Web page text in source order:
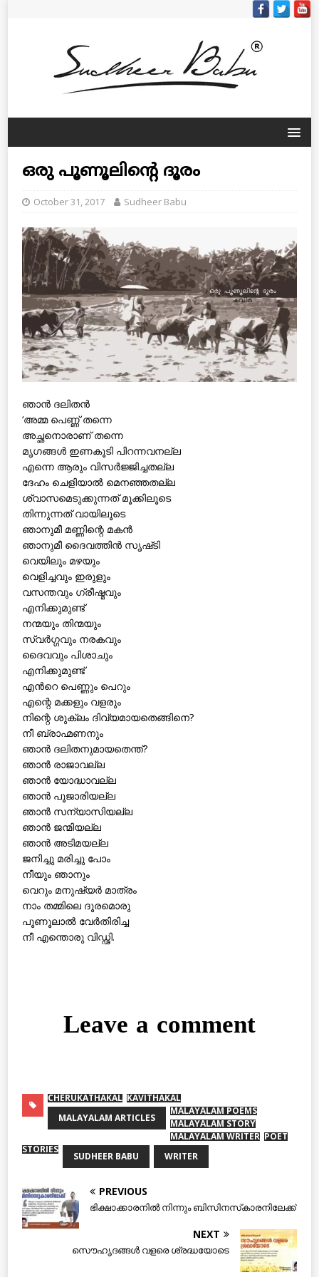
ഒരു പൂണൂലിന്റെ ദൂരം
October 31, 2017 Sudheer Babu
ഞാൻ ദലിതൻ
‘അമ്മ പെണ്ണ് തന്നെ
അച്ഛനൊരാണ് തന്നെ
മൃഗങ്ങൾ ഇണകൂടി പിറന്നവനല്ല
എന്നെ ആരും വിസർജ്ജിച്ചതല്ല
ദേഹം ചെളിയാൽ മെനഞ്ഞതല്ല
ശ്വാസമെടുക്കുന്നത് മൂക്കിലൂടെ
തിന്നുന്നത് വായിലൂടെ
ഞാനുമീ മണ്ണിന്റെ മകൻ
ഞാനുമീ ദൈവത്തിൻ സൃഷ്‌ടി
വെയിലും മഴയും
വെളിച്ചവും ഇരുളും
വസന്തവും ഗ്രീഷ്മവും
എനിക്കുമുണ്ട്
നന്മയും തിന്മയും
സ്വർഗ്ഗവും നരകവും
ദൈവവും പിശാചും
എനിക്കുമുണ്ട്
എൻറെ പെണ്ണും പെറും
എന്റെ മക്കളും വളരും
നിന്റെ ശുക്ലം ദിവ്യമായതെങ്ങിനെ?
നീ ബ്രാഹ്മണനും
ഞാൻ ദലിതനുമായതെന്ത്?
ഞാൻ രാജാവല്ല
ഞാൻ യോദ്ധാവല്ല
ഞാൻ പൂജാരിയല്ല
ഞാൻ സന്യാസിയല്ല
ഞാൻ ജന്മിയല്ല
ഞാൻ അടിമയല്ല
ജനിച്ചു മരിച്ചു പോം
നീയും ഞാനും
വെറും മനുഷ്യർ മാത്രം
നാം തമ്മിലെ ദൂരമൊരു
പൂണൂലാൽ വേർതിരിച്ച
നീ എന്തൊരു വിഡ്ഢി.
Leave a comment
CHERUKATHAKAL KAVITHAKAL
MALAYALAM ARTICLES
MALAYALAM POEMS
MALAYALAM STORY
MALAYALAM WRITER POET
STORIES
SUDHEER BABU WRITER
PREVIOUS
ഭിക്ഷാക്കാരനില്‍ നിന്നും ബിസിനസ്‌കാരനിലേക്ക്
NEXT
സൌഹൃദങ്ങള്‍ വളരെ ശ്രദ്ധയോടെ